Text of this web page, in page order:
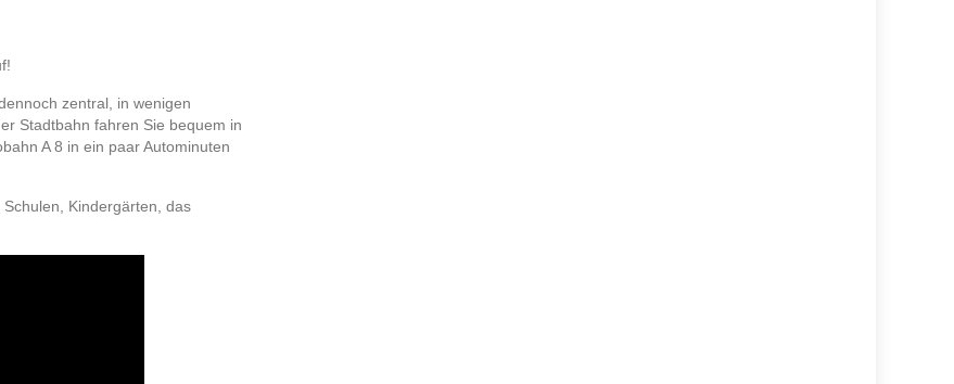
zentral, in wenigen
Stadtbahn fahren Sie bequem in
A 8 in ein paar Autominuten
Kindergärten, das